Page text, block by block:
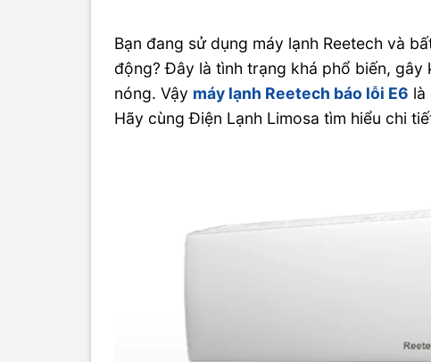
Bạn đang sử dụng máy lạnh Reetech và
động? Đây là tình trạng khá phổ biến,
nóng. Vậy máy lạnh Reetech báo lỗi E6 là
Hãy cùng Điện Lạnh Limosa tìm hiểu chi